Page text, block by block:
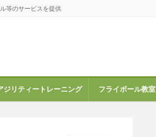
等のサービスを提供
ジリティートレーニング フライボール教室